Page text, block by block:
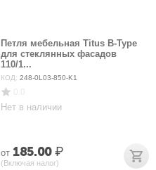
Петля мебельная Titus B-Type
для стеклянных фасадов
110/1...
КОД: 248-0L03-850-K1
Нет в наличии
от 185.00₽
(Включая налог)